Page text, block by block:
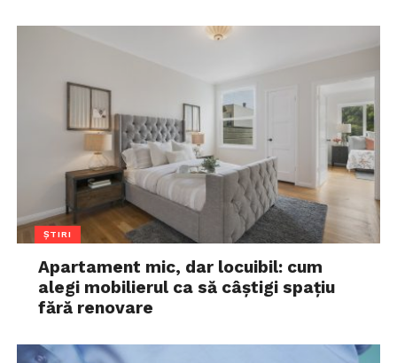
ȘTIRI
Apartament mic, dar locuibil: cum
alegi mobilierul ca să câștigi spațiu
fără renovare